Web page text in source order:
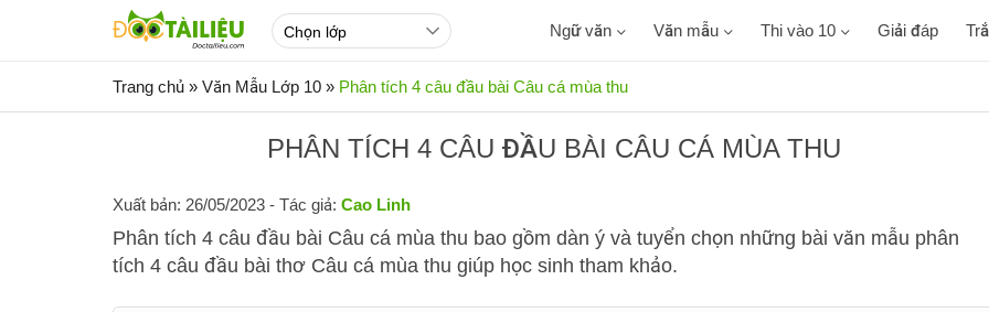
Ngữ văn Văn mẫu Thi vào 10 Giải đáp
Trang chủ » Văn Mẫu Lớp 10 » Phân tích 4 câu đầu bài Câu cá mùa thu
PHÂN TÍCH 4 CÂU ĐẦU BÀI CÂU CÁ MÙA THU
Xuất bản: 26/05/2023 - Tác giả: Cao Linh
Phân tích 4 câu đầu bài Câu cá mùa thu bao gồm dàn ý và tuyển chọn những bài văn mẫu phân
tích 4 câu đầu bài thơ Câu cá mùa thu giúp học sinh tham khảo.